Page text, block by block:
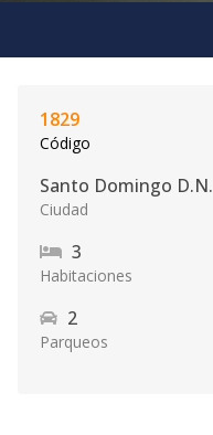
1829
Código
Santo Domingo D.N.
Ciudad
3
Habitaciones
2
Parqueos